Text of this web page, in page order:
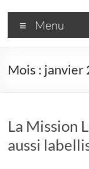
Menu
Mois : janvier
La Mission
aussi